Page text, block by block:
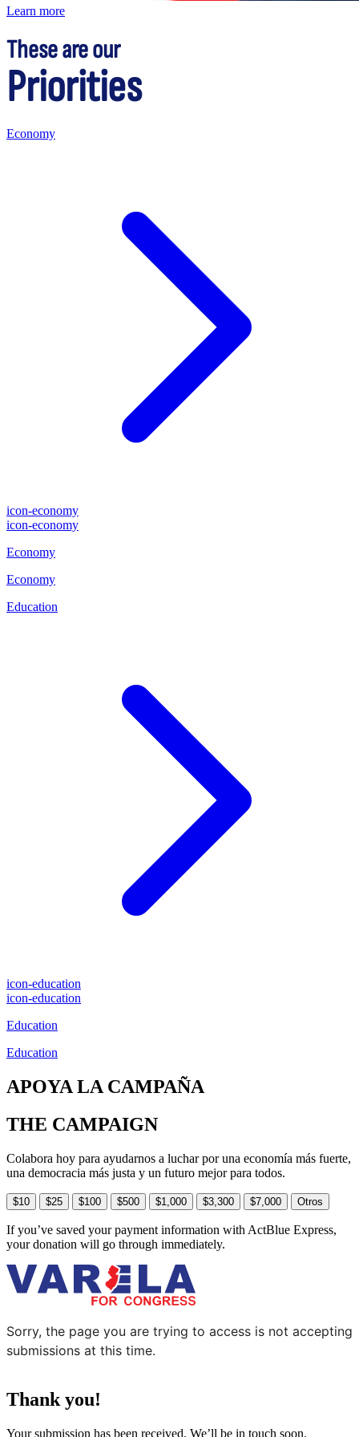
Learn more
These are our
Priorities
Economy
icon-economy
icon-economy
Economy
Economy
Education
icon-education
icon-education
Education
Education
APOYA LA CAMPAÑA
THE CAMPAIGN
Colabora hoy para ayudarnos a luchar por una economía más fuerte,
una democracia más justa y un futuro mejor para todos.
$10 $25 $100 $500 $1,000 $3,300 $7,000 Otros
If you’ve saved your payment information with ActBlue Express,
your donation will go through immediately.
Sorry, the page you are trying to access is not accepting
submissions at this time.
Thank you!
Your submission has been received. We’ll be in touch soon.